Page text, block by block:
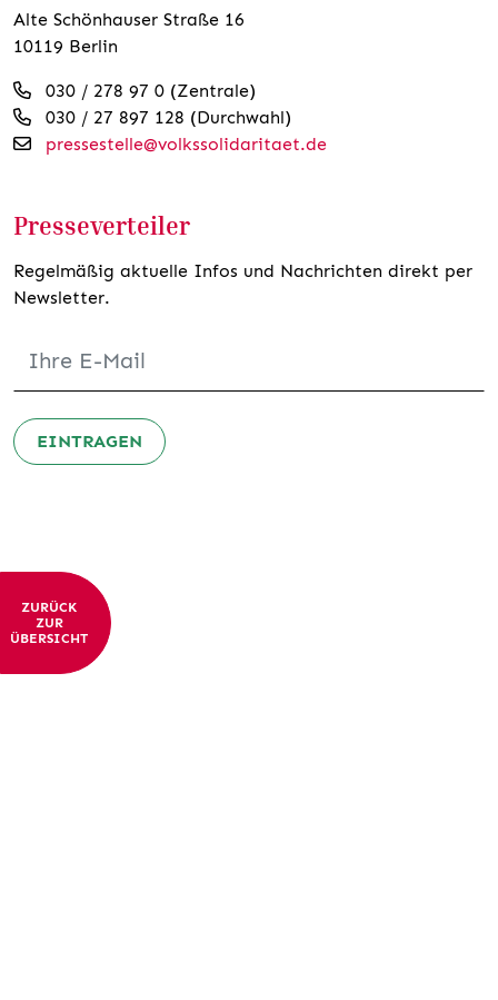
Alte Schönhauser Straße 16
10119 Berlin
030 / 278 97 0 (Zentrale)
030 / 27 897 128 (Durchwahl)
pressestelle@volkssolidaritaet.de
Presseverteiler
Regelmäßig aktuelle Infos und Nachrichten direkt per
Newsletter.
EINTRAGEN
ZURÜCK
ZUR
ÜBERSICHT